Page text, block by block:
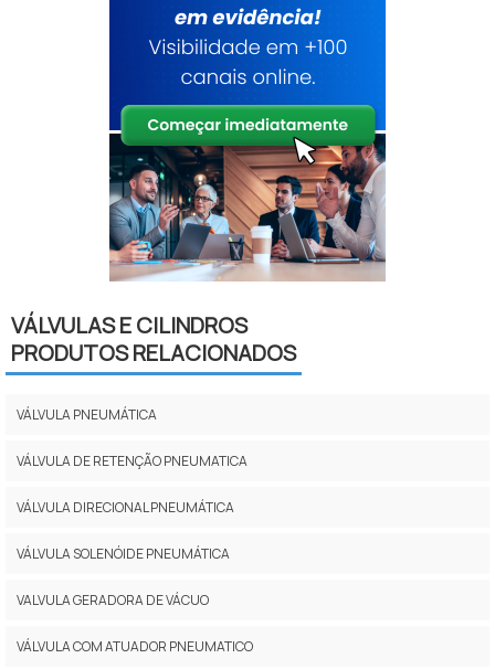
VÁLVULAS E CILINDROS
PRODUTOS RELACIONADOS
VÁLVULA PNEUMÁTICA
VÁLVULA DE RETENÇÃO PNEUMATICA
VÁLVULA DIRECIONAL PNEUMÁTICA
VÁLVULA SOLENÓIDE PNEUMÁTICA
VALVULA GERADORA DE VÁCUO
VÁLVULA COM ATUADOR PNEUMATICO